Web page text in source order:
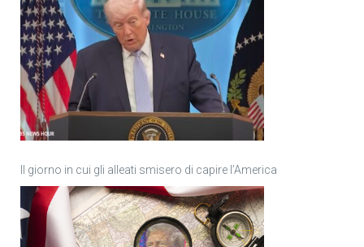
Il giorno in cui gli alleati smisero di capire l’America